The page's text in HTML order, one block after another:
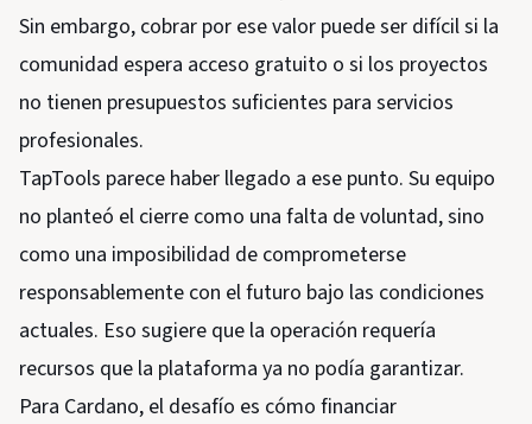
Sin embargo, cobrar por ese valor puede ser difícil si la
comunidad espera acceso gratuito o si los proyectos
no tienen presupuestos suficientes para servicios
profesionales.
TapTools parece haber llegado a ese punto. Su equipo
no planteó el cierre como una falta de voluntad, sino
como una imposibilidad de comprometerse
responsablemente con el futuro bajo las condiciones
actuales. Eso sugiere que la operación requería
recursos que la plataforma ya no podía garantizar.
Para Cardano, el desafío es cómo financiar